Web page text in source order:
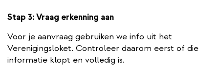
Stap 3: Vraag erkenning aan
Voor je aanvraag gebruiken we info uit het
Verenigingsloket. Controleer daarom eerst of die
informatie klopt en volledig is.